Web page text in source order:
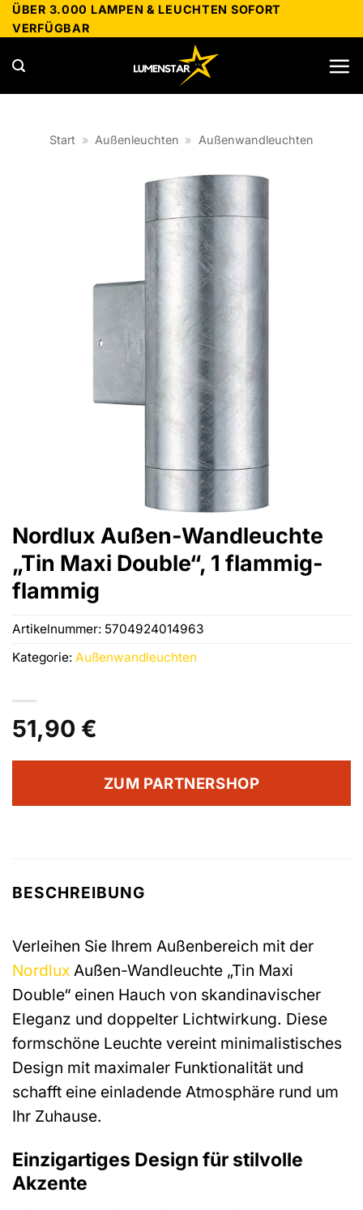
Zum
Inhalt
springen
ÜBER 3.000 LAMPEN & LEUCHTEN SOFORT
VERFÜGBAR
Start » Außenleuchten » Außenwandleuchten
Nordlux Außen-Wandleuchte
„Tin Maxi Double“, 1 flammig-
flammig
51,90 €
ZUM PARTNERSHOP
Artikelnummer: 5704924014963
Kategorie: Außenwandleuchten
BESCHREIBUNG
Verleihen Sie Ihrem Außenbereich mit der
Nordlux Außen-Wandleuchte „Tin Maxi
Double“ einen Hauch von skandinavischer
Eleganz und doppelter Lichtwirkung. Diese
formschöne Leuchte vereint minimalistisches
Design mit maximaler Funktionalität und
schafft eine einladende Atmosphäre rund um
Ihr Zuhause.
Einzigartiges Design für stilvolle
Akzente